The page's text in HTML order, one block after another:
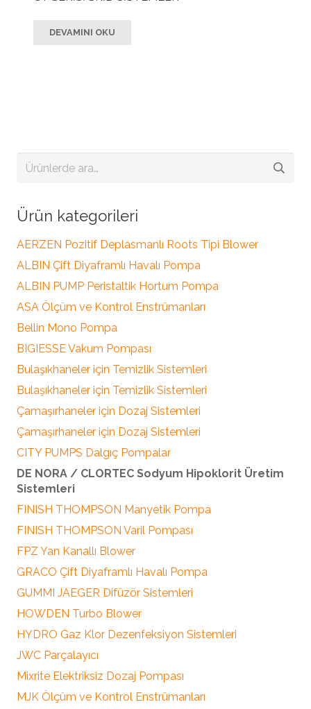
DEVAMINI OKU
Ara:
Ürün kategorileri
AERZEN Pozitif Deplasmanlı Roots Tipi Blower
ALBIN Çift Diyaframlı Havalı Pompa
ALBIN PUMP Peristaltik Hortum Pompa
ASA Ölçüm ve Kontrol Enstrümanları
Bellin Mono Pompa
BIGIESSE Vakum Pompası
Bulaşıkhaneler için Temizlik Sistemleri
Bulaşıkhaneler için Temizlik Sistemleri
Çamaşırhaneler için Dozaj Sistemleri
Çamaşırhaneler için Dozaj Sistemleri
CITY PUMPS Dalgıç Pompalar
DE NORA / CLORTEC Sodyum Hipoklorit Üretim
Sistemleri
FINISH THOMPSON Manyetik Pompa
FINISH THOMPSON Varil Pompası
FPZ Yan Kanallı Blower
GRACO Çift Diyaframlı Havalı Pompa
GUMMI JAEGER Difüzör Sistemleri
HOWDEN Turbo Blower
HYDRO Gaz Klor Dezenfeksiyon Sistemleri
JWC Parçalayıcı
Mixrite Elektriksiz Dozaj Pompası
MJK Ölçüm ve Kontrol Enstrümanları